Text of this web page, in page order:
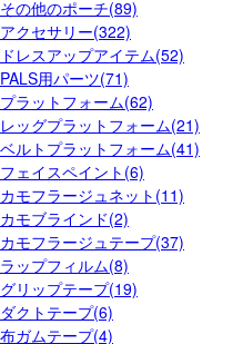
その他のポーチ(89)
アクセサリー(322)
ドレスアップアイテム(52)
PALS用パーツ(71)
プラットフォーム(62)
レッグプラットフォーム(21)
ベルトプラットフォーム(41)
フェイスペイント(6)
カモフラージュネット(11)
カモブラインド(2)
カモフラージュテープ(37)
ラップフィルム(8)
グリップテープ(19)
ダクトテープ(6)
布ガムテープ(4)